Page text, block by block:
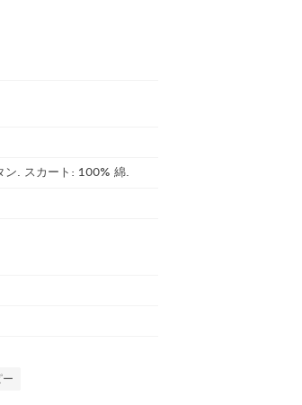
. スカート: 100% 綿.
ー